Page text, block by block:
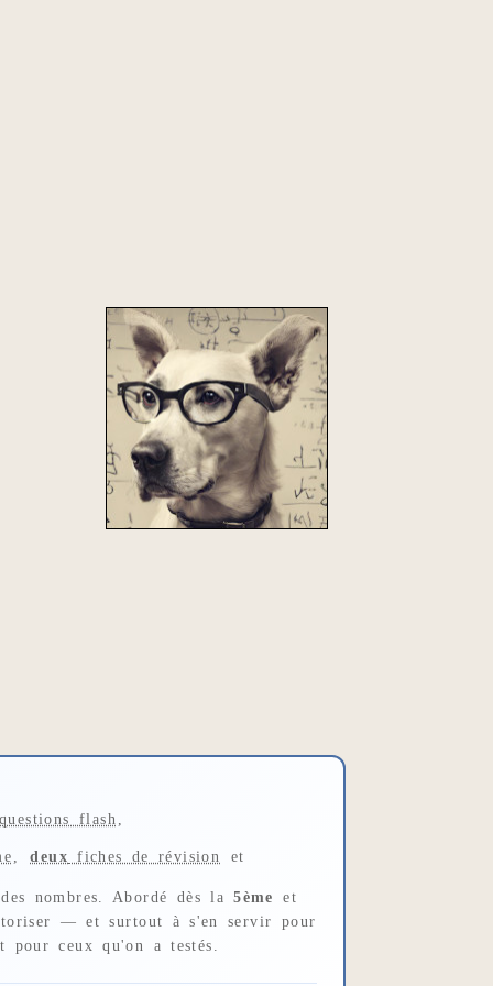
flash
deux fiches de révision et
nombres. Abordé dès la5ème
et
— et surtout à s'en servir pour
ceux qu'on a testés.